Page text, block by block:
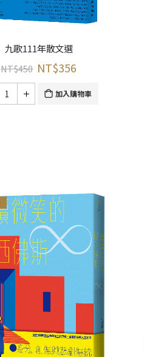
九歌111年散文選
NT$450 NT$356
加入購物車